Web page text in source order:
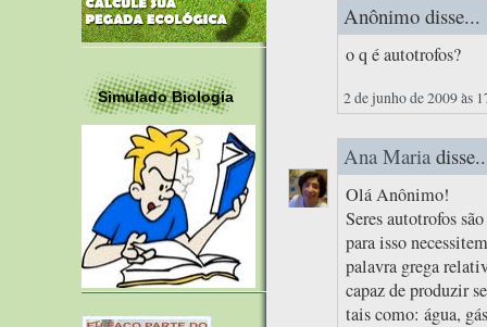
Simulado Biologia
Anônimo disse...
o q é autotrofos?
2 de junho de 2009 às
Ana Maria
Olá Anônimo!
Seres autotrofos
para isso
palavra grega
capaz de produzir
tais como: água,